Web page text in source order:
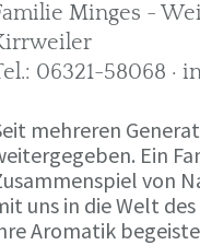
Minges -
06321-58068 ·
mehreren
Ein
von
uns in die Welt
Aromatik